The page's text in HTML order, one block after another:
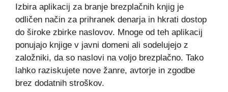
Izbira aplikacij za branje brezplačnih knjig je
odličen način za prihranek denarja in hkrati dostop
do široke zbirke naslovov. Mnoge od teh aplikacij
ponujajo knjige v javni domeni ali sodelujejo z
založniki, da so naslovi na voljo brezplačno. Tako
lahko raziskujete nove žanre, avtorje in zgodbe
brez dodatnih stroškov.